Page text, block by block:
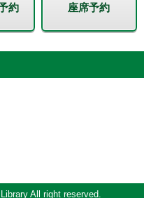
約 座席予約
All right reserved.